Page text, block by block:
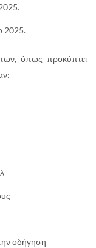
2025.
όπως προκύπτει
οδήγηση